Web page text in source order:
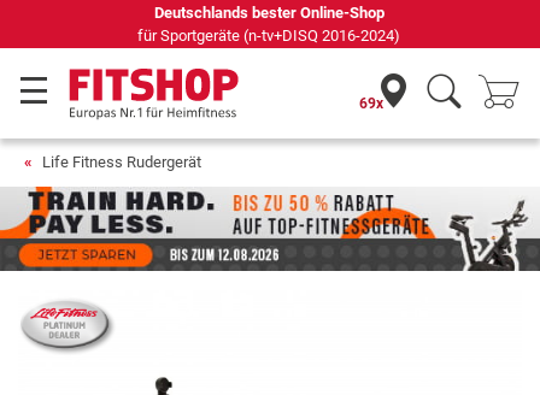
Seit 42 Jahren Ihr Experte für Heimfitness
69x
Life Fitness Rudergerät